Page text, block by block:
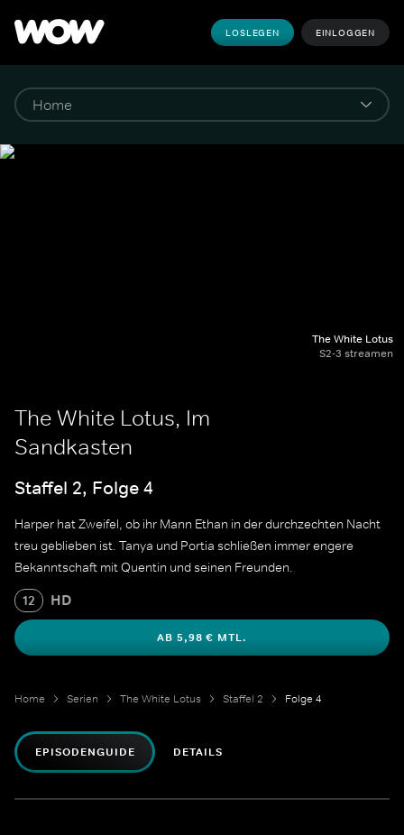
LOSLEGEN EINLOGGEN
The White Lotus
S2-3 streamen
The White Lotus, Im
Sandkasten
Staffel 2, Folge 4
Harper hat Zweifel, ob ihr Mann Ethan in der durchzechten Nacht
treu geblieben ist. Tanya und Portia schließen immer engere
Bekanntschaft mit Quentin und seinen Freunden.
12 HD
AB 5,98 € MTL.
Home Serien The White Lotus Staffel 2 Folge 4
EPISODENGUIDE DETAILS